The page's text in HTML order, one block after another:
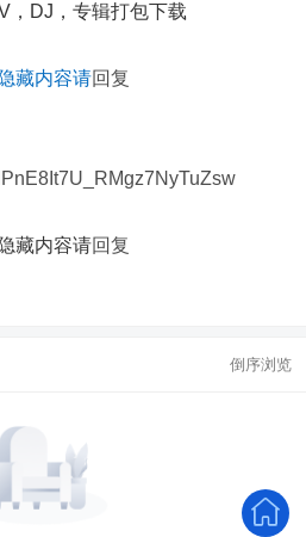
，DJ，专辑打包下载
藏内容请回复
藏内容请回复
倒序浏览